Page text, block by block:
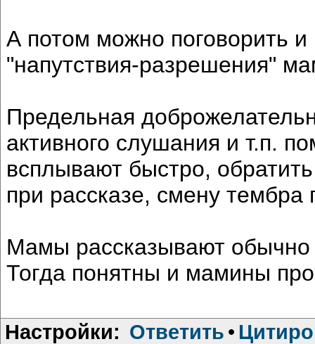
А потом можно поговорить
"напутствия-разрешения"
Предельная
активного слушания и т.п.
всплывают быстро,
при рассказе, смену тембра
Мамы рассказывают
Тогда понятны и мамины
Настройки: Ответить •